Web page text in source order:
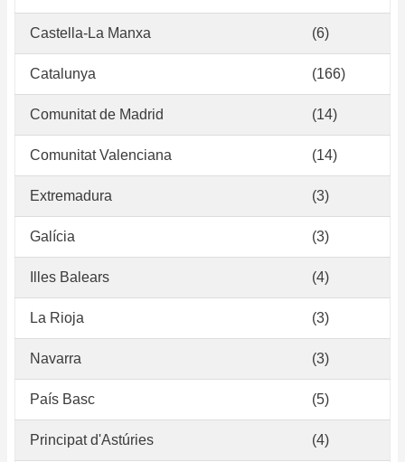
Castella-La Manxa (6)
Catalunya (166)
Comunitat de Madrid (14)
Comunitat Valenciana (14)
Extremadura (3)
Galícia (3)
Illes Balears (4)
La Rioja (3)
Navarra (3)
País Basc (5)
Principat d'Astúries (4)